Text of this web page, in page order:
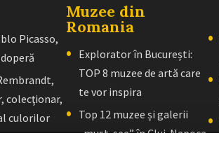
Picasso,
colecţionar,
culorilor
Muzee din
Romania
Explorator în București:
TOP 8 muzee de artă care
te vor inspira
Top 12 muzee și galerii
„must-see” în Cluj-Napoca